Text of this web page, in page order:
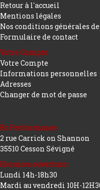
Retour à l'accueil
Mentions légales
Nos conditions générales
Formulaire de contact
Votre Compte
Votre Compte
Informations personnelles
Adresses
Changer de mot de passe
Rc Performance
2 rue Carrick on Shannon
35510 Cesson Sévigné
Horaires ouverture :
Lundi 14h-18h30
Mardi au vendredi 10H-